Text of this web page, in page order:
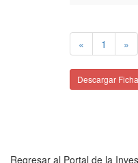
« 1 »
Descargar
Regresar al Portal de la